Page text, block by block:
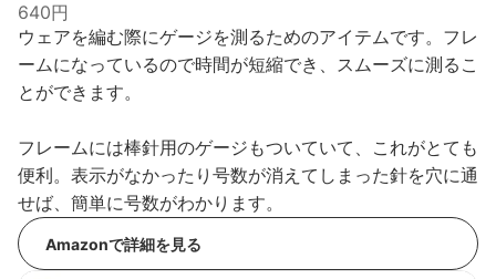
640円
ウェアを編む際にゲージを測るためのアイテムです。フレ
ームになっているので時間が短縮でき、スムーズに測るこ
とができます。
フレームには棒針用のゲージもついていて、これがとても
便利。表示がなかったり号数が消えてしまった針を穴に通
せば、簡単に号数がわかります。
Amazonで詳細を見る